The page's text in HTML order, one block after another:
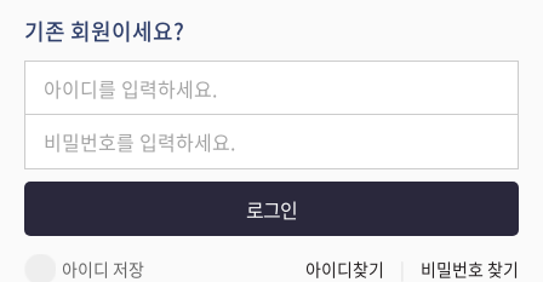
기존 회원이세요?
로그인
아이디 저장 아이디찾기 비밀번호 찾기